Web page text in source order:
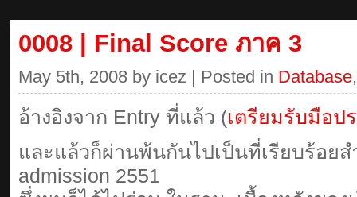
0008 | Final Score ภาค 3
May 5th, 2008 by icez | Posted in Database
อ้างอิงจาก Entry ที่แล้ว (เตรียมรับมือป
และแล้วก็ผ่านพ้นกันไปเป็นที่เรียบร้อย
admission 2551